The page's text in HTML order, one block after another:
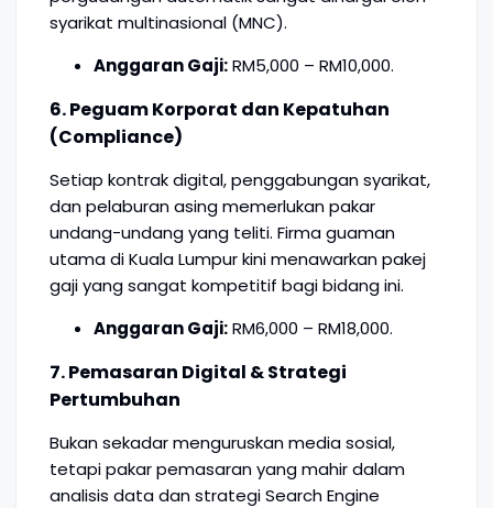
syarikat multinasional (MNC).
Anggaran Gaji:RM5,000 – RM10,000.
6. Peguam Korporat dan Kepatuhan
(Compliance)
Setiap kontrak digital, penggabungan syarikat,
dan pelaburan asing memerlukan pakar
undang-undang yang teliti. Firma guaman
utama di Kuala Lumpur kini menawarkan pakej
gaji yang sangat kompetitif bagi bidang ini.
Anggaran Gaji:RM6,000 – RM18,000.
7. Pemasaran Digital & Strategi
Pertumbuhan
Bukan sekadar menguruskan media sosial,
tetapi pakar pemasaran yang mahir dalam
analisis data dan strategi Search Engine